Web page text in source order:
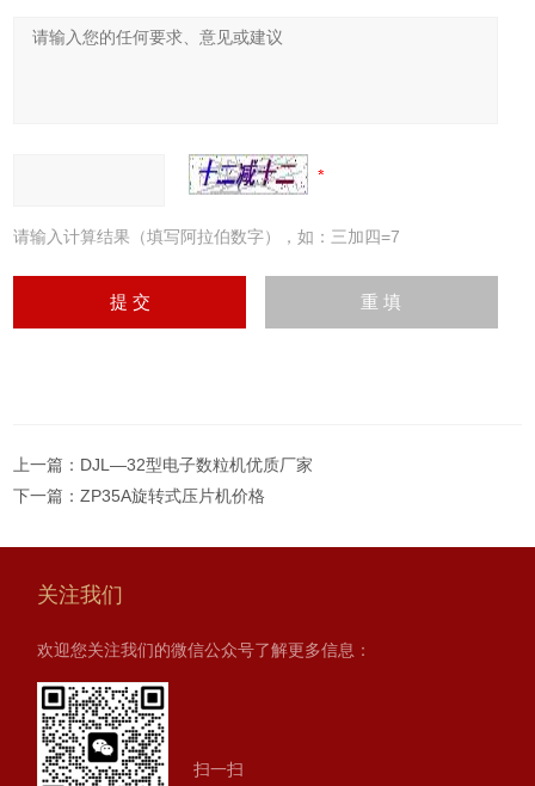
请输入计算结果（填写阿拉伯数字），如：三加四=7
上一篇： DJL—32型电子数粒机优质厂家
下一篇：ZP35A旋转式压片机价格
关注我们
欢迎您关注我们的微信公众号了解更多信息：
扫一扫